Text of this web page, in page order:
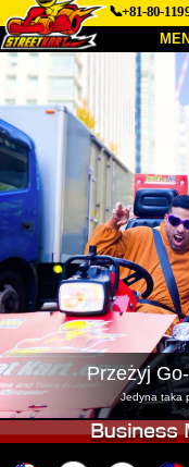
📞+81-80-
O nas
Dojazd
Firma
Tokyo Shinagawa
Tokyo Akihabara#2
Tokyo Shibuya
Tokyo Asakusa
Okinawa
Przeżyj
Jedyna taka